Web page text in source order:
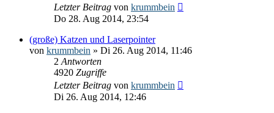
Letzter Beitrag von krummbein
Do 28. Aug 2014, 23:54
(große) Katzen und Laserpointer
von krummbein » Di 26. Aug 2014, 11:46
2 Antworten
4920 Zugriffe
Letzter Beitrag von krummbein
Di 26. Aug 2014, 12:46